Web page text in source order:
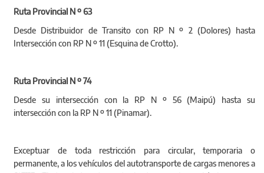
Ruta Provincial N º 63
Desde Distribuidor de Transito con RP N º 2 (Dolores) hasta
Intersección con RP N º 11 (Esquina de Crotto).
Ruta Provincial N º 74
Desde su intersección con la RP N º 56 (Maipú) hasta su
intersección con la RP N º 11 (Pinamar).
Exceptuar de toda restricción para circular, temporaria o
permanente, a los vehículos del autotransporte de cargas menores a